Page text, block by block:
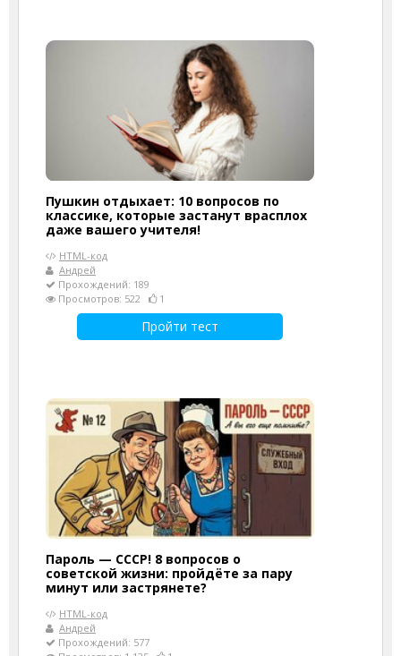
Пушкин отдыхает: 10 вопросов по
классике, которые застанут врасплох
даже вашего учителя!
HTML-код
Андрей
Прохождений: 189
Просмотров: 522
1
Пройти тест
Пароль — СССР! 8 вопросов о
советской жизни: пройдёте за пару
минут или застрянете?
HTML-код
Андрей
Прохождений: 577